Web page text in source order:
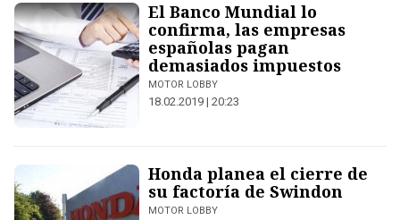
El Banco Mundial lo
confirma, las empresas
españolas pagan
demasiados impuestos
MOTOR LOBBY
18.02.2019 | 20:23
Honda planea el cierre de
su factoría de Swindon
MOTOR LOBBY